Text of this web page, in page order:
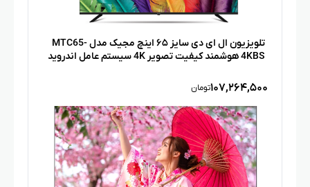
تلویزیون ال ای دی سایز ۶۵ اینچ مجیک مدل MTC65-
4KBS هوشمند کیفیت تصویر 4K سیستم عامل اندروید
۱۰۷,۲۶۴,۵۰۰تومان